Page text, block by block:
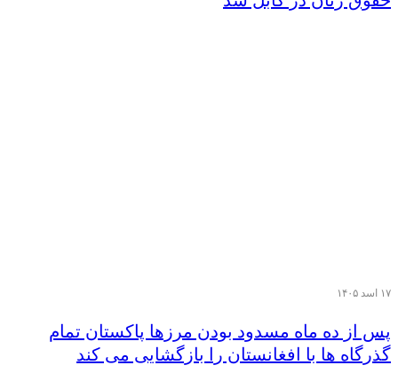
۱۷ اسد ۱۴۰۵
پس از ده ماه مسدود بودن مرزها پاکستان تمام
گذرگاه ها با افغانستان را بازگشایی می کند